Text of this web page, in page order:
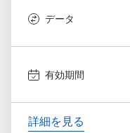
データ
有効期間
詳細を見る